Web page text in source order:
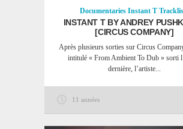
Documentaries Instant T
INSTANT T BY ANDREY
[CIRCUS COMPANY]
Après plusieurs sorties sur Circus
intitulé « From Ambient To Dub » sorti
dernière, l’artiste...
11 années